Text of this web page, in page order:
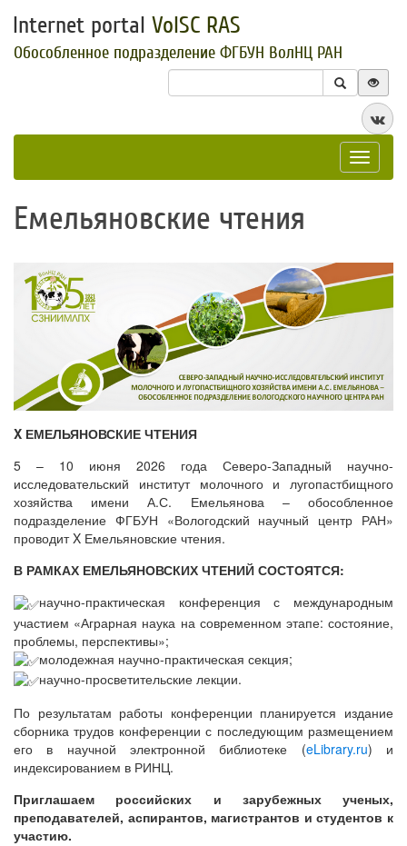
Internet portal VolSC RAS
Обособленное подразделение ФГБУН ВолНЦ РАН
Toggle
Емельяновские чтения
X ЕМЕЛЬЯНОВСКИЕ ЧТЕНИЯ
5 – 10 июня 2026 года Северо-Западный научно-
исследовательский институт молочного и лугопастбищного
хозяйства имени А.С. Емельянова – обособленное
подразделение ФГБУН «Вологодский научный центр РАН»
проводит X Емельяновские чтения.
В РАМКАХ ЕМЕЛЬЯНОВСКИХ ЧТЕНИЙ СОСТОЯТСЯ:
научно-практическая конференция с международным
участием «Аграрная наука на современном этапе: состояние,
проблемы, перспективы»;
молодежная научно-практическая секция;
научно-просветительские лекции.
По результатам работы конференции планируется издание
сборника трудов конференции с последующим размещением
его в научной электронной библиотеке (eLibrary.ru) и
индексированием в РИНЦ.
Приглашаем российских и зарубежных ученых,
преподавателей, аспирантов, магистрантов и студентов к
участию.